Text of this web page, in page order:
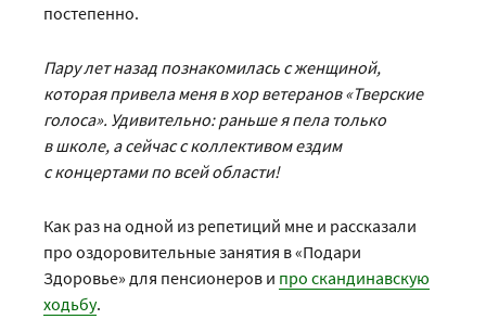
постепенно.
Пару лет назад познакомилась с женщиной,
которая привела меня в хор ветеранов «Тверские
голоса». Удивительно: раньше я пела только
в школе, а сейчас с коллективом ездим
с концертами по всей области!
Как раз на одной из репетиций мне и рассказали
про оздоровительные занятия в «Подари
Здоровье» для пенсио­неров и про скандинавскую
ходьбу.